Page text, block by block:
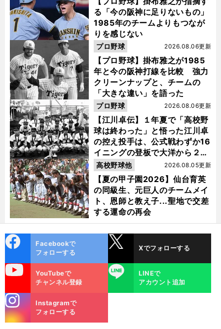
る「今の阪神に足りないもの」
1985年のチームよりもつなが
りを感じない
【プロ野球】掛布雅之が1985
年と今の阪神打線を比較 強力
クリーンナップと、チームの
「大きな違い」を語った
2026.08.06更新
プロ野球
【江川卓伝】１年夏で「高校野
球は終わった」と悟った江川卓
の控え投手は、公式戦わずか16
イニングの登板で大洋から２位
指名を受けた
2026.08.06更新
プロ野球
【夏の甲子園2026】仙台育英
の同級生、元巨人のチームメイ
ト、恩師と教え子...聖地で交差
する運命の再会
2026.08.05更新
高校野球他
ok
Facebookで
フォローする
Xでフォローする
YouTubeで
チャンネル登録
LINE
LINEで
アカウント追加
m
Instagramで
フォローする